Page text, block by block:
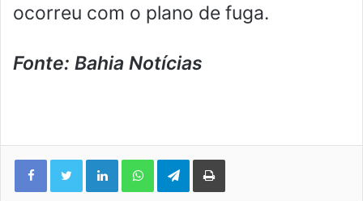
ocorreu com o plano de fuga.
Fonte: Bahia Notícias
FacebookTwitterLinkedinWhatsAppTelegramImprimir